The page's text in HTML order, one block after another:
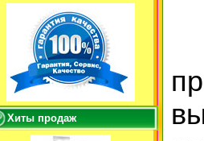
Хиты продаж